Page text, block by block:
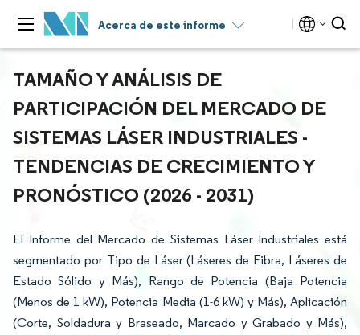
Acerca de este informe
TAMAÑO Y ANÁLISIS DE
PARTICIPACIÓN DEL MERCADO DE
SISTEMAS LÁSER INDUSTRIALES -
TENDENCIAS DE CRECIMIENTO Y
PRONÓSTICO (2026 - 2031)
El Informe del Mercado de Sistemas Láser Industriales está
segmentado por Tipo de Láser (Láseres de Fibra, Láseres de
Estado Sólido y Más), Rango de Potencia (Baja Potencia
(Menos de 1 kW), Potencia Media (1-6 kW) y Más), Aplicación
(Corte, Soldadura y Braseado, Marcado y Grabado y Más),